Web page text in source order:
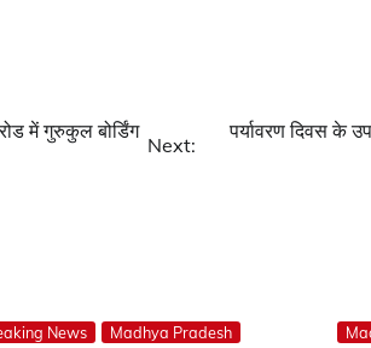
में गुरुकुल बोर्डिंग
Next:
पर्यावरण दिवस के
News
Madhya Pradesh